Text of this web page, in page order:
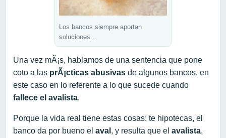
Los bancos siempre aportan
soluciones...
Una vez mÃ¡s, hablamos de una sentencia que pone
coto a las prÃ¡cticas abusivas de algunos bancos, en
este caso en lo referente a lo que sucede cuando
fallece el avalista.
Porque la vida real tiene estas cosas: te hipotecas, el
banco da por bueno el aval , y resulta que el avalista,